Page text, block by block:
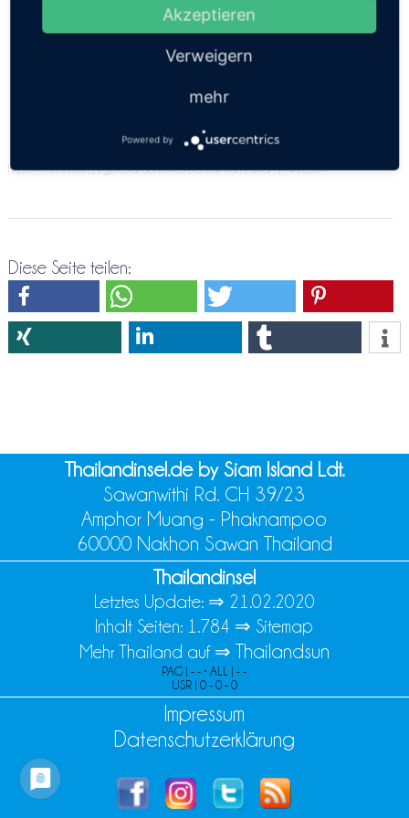
angeben. Bitte versuche es doch nochmals über die
https://thailandsun.12go.asia/de/travel/Donsak/Koh Lanta/?z=416557
Diese Seite teilen:
Thailandinsel.de by Siam Island Ldt.
Sawanwithi Rd. CH 39/23
Amphor Muang - Phaknampoo
60000 Nakhon Sawan Thailand
Thailandinsel
Letztes Update: ⇒ 21.02.2020
Inhalt Seiten: 1.784 ⇒ Sitemap
Mehr Thailand auf ⇒ Thailandsun
PAG | - - • ALL | - -
USR | 0 - 0 - 0
Impressum
Datenschutzerklärung
Akzeptieren
Verweigern
mehr
Powered by